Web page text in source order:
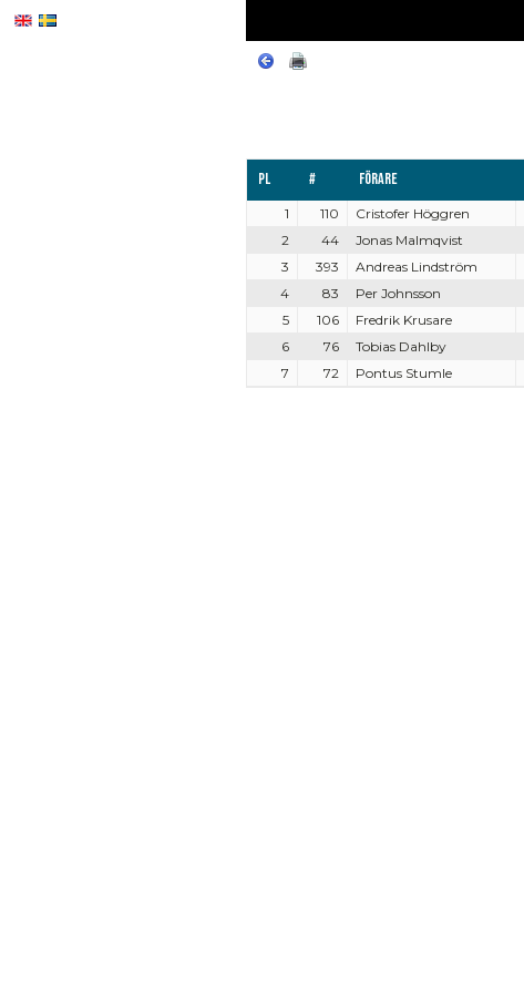
Pl # Förare
1 110 Cristofer Höggren
2
44 Jonas Malmqvist
3
393 Andreas Lindström
4
83 Per Johnsson
5
106 Fredrik Krusare
6
76 Tobias Dahlby
7
72 Pontus Stumle